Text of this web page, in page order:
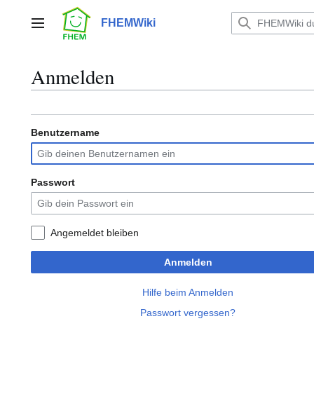
springenHauptmenü FHEMWiki
Anmelden
Benutzername
Passwort
Angemeldet bleiben
Anmelden
Hilfe beim Anmelden
Passwort vergessen?